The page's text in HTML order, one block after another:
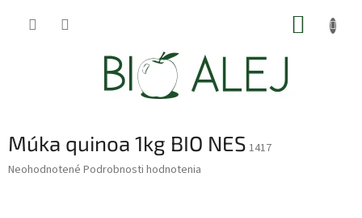
Múka quinoa 1kg BIO NES 1417
Priemerné
Neohodnotené Podrobnosti hodnotenia